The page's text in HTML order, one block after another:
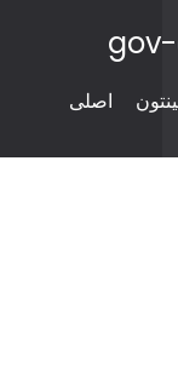
اصلی